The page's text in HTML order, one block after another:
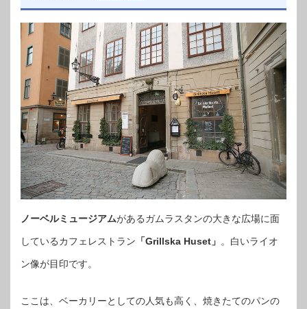
ノーベルミュージアムがあるガムラスタンの大きな広場に面
しているカフェレストラン 「Grillska Huset」 。白いライオ
ン像が目印です。
ここは、ベーカリーとしての人気も高く、焼きたてのパンの